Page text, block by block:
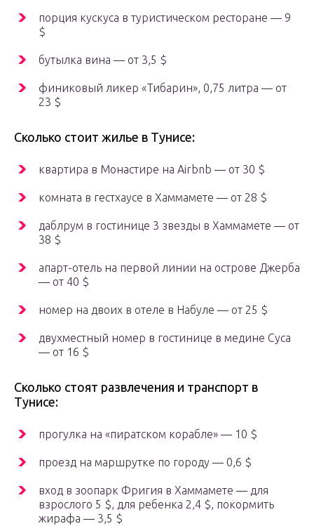
порция кускуса в туристическом ресторане — 9
$
бутылка вина — от 3,5 $
финиковый ликер «Тибарин», 0,75 литра — от
23 $
Сколько стоит жилье в Тунисе:
квартира в Монастире на Airbnb — от 30 $
комната в гестхаусе в Хаммамете — от 28 $
даблрум в гостинице 3 звезды в Хаммамете — от
38 $
апарт-отель на первой линии на острове Джерба
— от 40 $
номер на двоих в отеле в Набуле — от 25 $
двухместный номер в гостинице в медине Суса
— от 16 $
Сколько стоят развлечения и транспорт в
Тунисе:
прогулка на «пиратском корабле» — 10 $
проезд на маршрутке по городу — 0,6 $
вход в зоопарк Фригия в Хаммамете — для
взрослого 5 $, для ребенка 2,4 $, покормить
жирафа — 3,5 $